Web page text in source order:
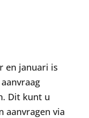
en januari is
Dit kunt u
aanvragen via